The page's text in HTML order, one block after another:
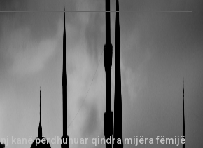
kanë përdhunuar qindra mijëra fëmijë